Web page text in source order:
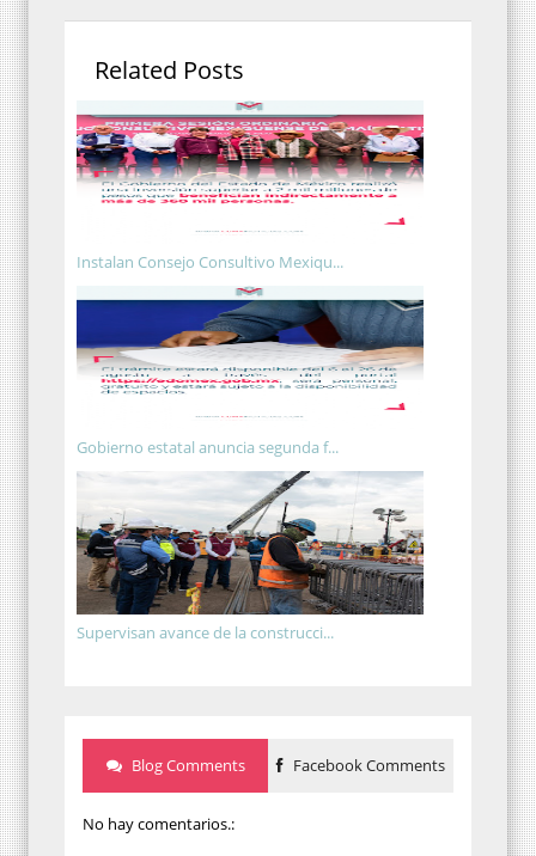
Related Posts
Instalan Consejo Consultivo Mexiqu...
Gobierno estatal anuncia segunda f...
Supervisan avance de la construcci...
Blog Comments Facebook Comments
No hay comentarios.: